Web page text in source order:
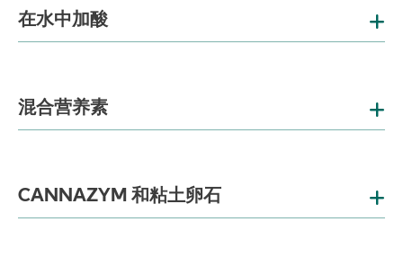
在水中加酸
混合营养素
CANNAZYM 和粘土卵石